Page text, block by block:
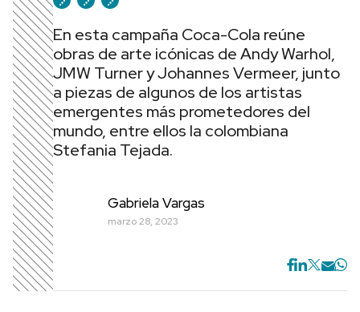
En esta campaña Coca-Cola reúne
obras de arte icónicas de Andy Warhol,
JMW Turner y Johannes Vermeer, junto
a piezas de algunos de los artistas
emergentes más prometedores del
mundo, entre ellos la colombiana
Stefania Tejada.
Gabriela Vargas
marzo 28, 2023